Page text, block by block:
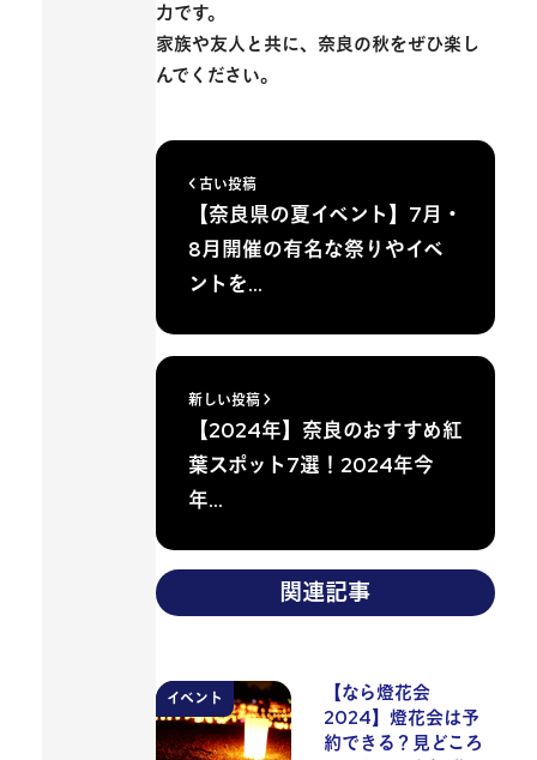
力です。
家族や友人と共に、奈良の秋をぜひ楽し
んでください。
古い投稿
【奈良県の夏イベント】7月・
8月開催の有名な祭りやイベ
ントを…
新しい投稿
【2024年】奈良のおすすめ紅
葉スポット7選！2024年今
年…
関連記事
イベント
【なら燈花会
2024】燈花会は予
約できる？見どころ